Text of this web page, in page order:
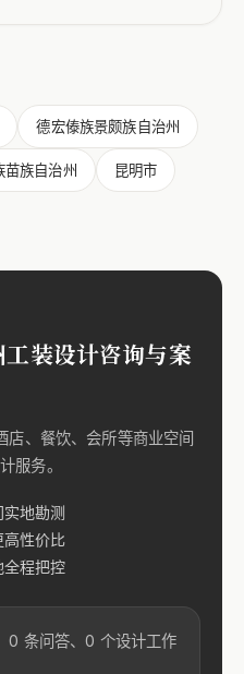
德宏傣族景颇族自治州
苗族自治州 昆明市
装设计咨询与案
店、餐饮、会所等商业空间
服务。
地勘测
性价比
全程把控
0 条问答、0 个设计工作